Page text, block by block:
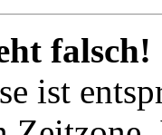
falsch!
ist